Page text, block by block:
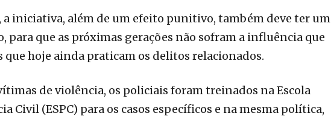
a iniciativa, além de um efeito punitivo, também deve ter um
para que as próximas gerações não sofram a influência que
que hoje ainda praticam os delitos relacionados.
de violência, os policiais foram treinados na Escola
Civil (ESPC) para os casos específicos e na mesma política,